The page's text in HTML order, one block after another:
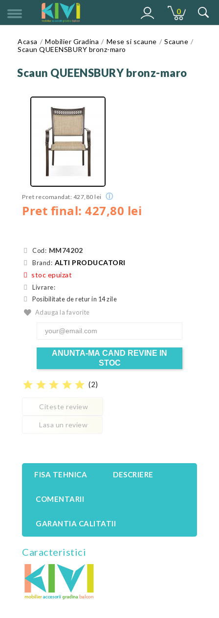
0
Acasa Mobilier Gradina Mese si scaune
Scaune
Scaun QUEENSBURY bronz-maro
Scaun QUEENSBURY bronz-maro
Pret final: 427,80 lei
Pret recomandat: 427,80 lei ⓘ
Cod: MM74202
Brand: ALTI PRODUCATORI
stoc epuizat
Livrare:
Posibilitate de retur in 14 zile
Adauga la favorite
ANUNTA-MA CAND REVINE IN
STOC
star star star star star (2)
Citeste review
Lasa un review
FISA TEHNICA DESCRIERE
COMENTARII
GARANTIA CALITATII
Caracteristici